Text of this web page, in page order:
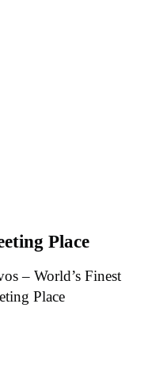
Place
– World’s Finest
Place